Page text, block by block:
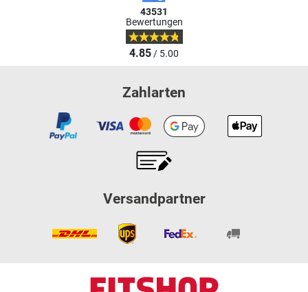
43531
Bewertungen
4.85/ 5.00
Zahlarten
Versandpartner